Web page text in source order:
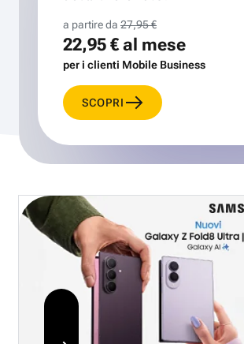
a partire da 27,95 €
22,95 €al mese
per i clienti Mobile Business
SCOPRI